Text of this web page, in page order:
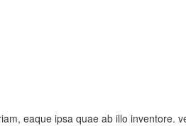
eaque ipsa quae ab illo